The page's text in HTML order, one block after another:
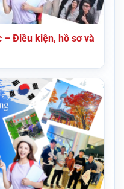
– Điều kiện, hồ sơ và